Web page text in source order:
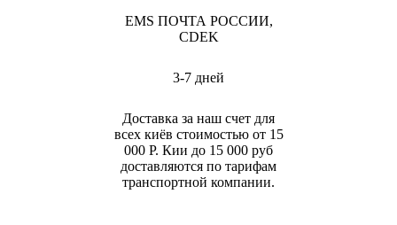
EMS ПОЧТА РОССИИ,
CDEK
3-7 дней
Доставка за наш счет для
всех киёв стоимостью от 15
000 Р. Кии до 15 000 руб
доставляются по тарифам
транспортной компании.